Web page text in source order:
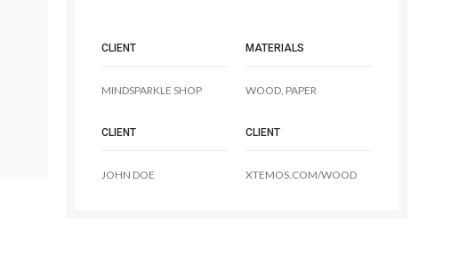
CLIENT MATERIALS
MINDSPARKLE SHOP WOOD, PAPER
CLIENT CLIENT
JOHN DOE XTEMOS.COM/WOOD